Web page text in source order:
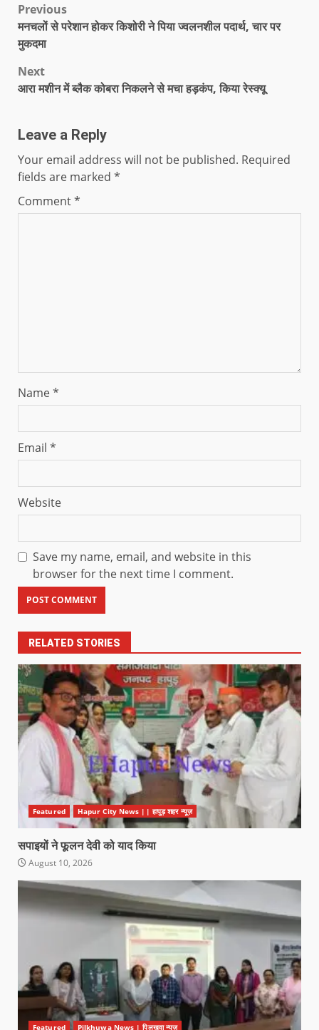
Previous
मनचलों से परेशान होकर किशोरी ने पिया ज्वलनशील पदार्थ, चार पर
मुकदमा
Next
आरा मशीन में ब्लैक कोबरा निकलने से मचा हड़कंप, किया रेस्क्यू
Leave a Reply
Your email address will not be published. Required
fields are marked *
Comment*
Name*
Email *
Website
Save my name, email, and website in this
browser for the next time I comment.
RELATED STORIES
Featured Hapur City News || हापुड़ शहर न्यूज़
सपाइयों ने फूलन देवी को याद किया
August 10, 2026
Featured Pilkhuwa News | पिलखुवा न्यूज़